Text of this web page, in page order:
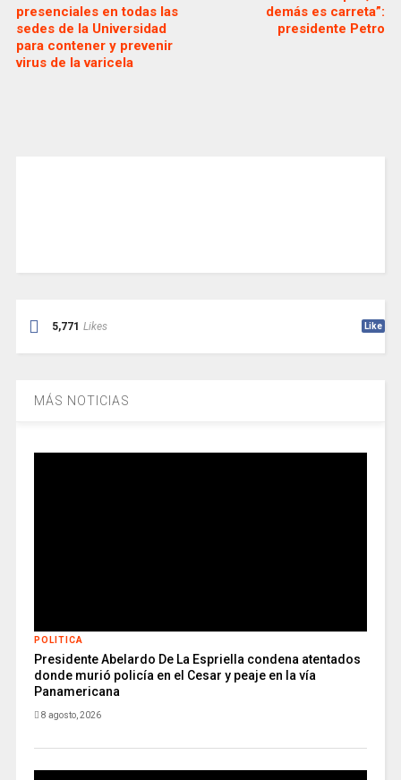
presenciales en todas las
sedes de la Universidad
para contener y prevenir
virus de la varicela
demás es carreta”:
presidente Petro
5,771 Likes Like
MÁS NOTICIAS
POLITICA
Presidente Abelardo De La Espriella condena atentados
donde murió policía en el Cesar y peaje en la vía
Panamericana
8 agosto, 2026